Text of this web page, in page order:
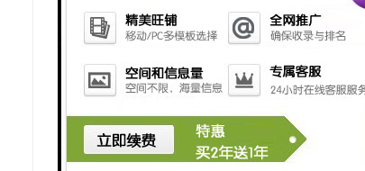
在工业自动化领域，西门子触摸屏作为一种性的控
摸屏产品，并通过诚信经营、价格优势、，为客户
好的未来！